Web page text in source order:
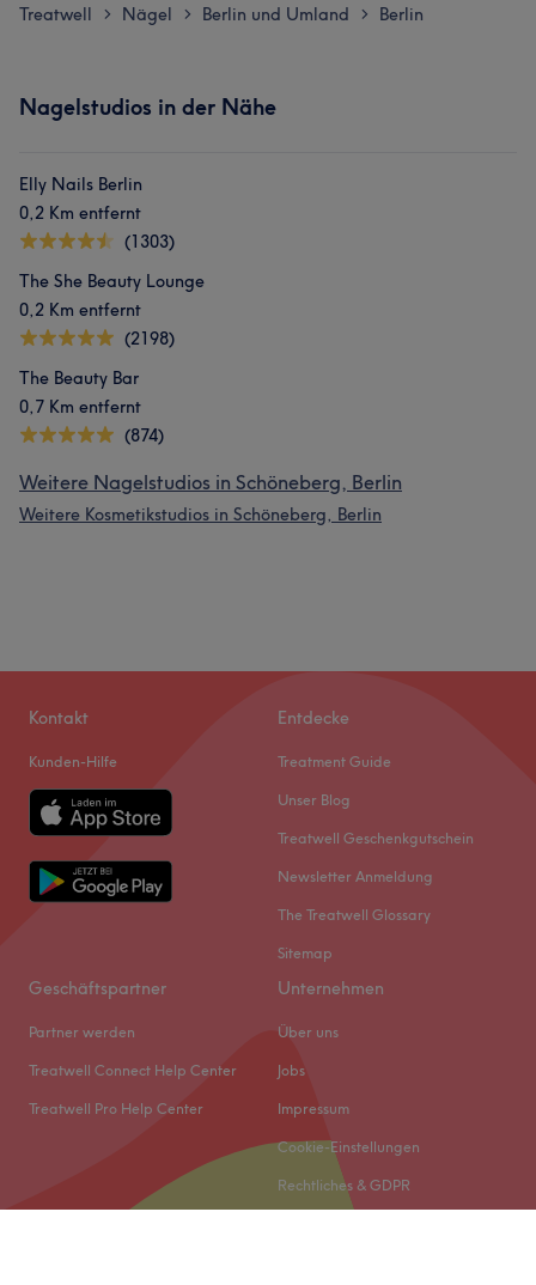
Treatwell > Nägel > Berlin und Umland > Berlin
Nagelstudios in der Nähe
Elly Nails Berlin
0,2 Km entfernt
(1303)
The She Beauty Lounge
0,2 Km entfernt
(2198)
The Beauty Bar
0,7 Km entfernt
(874)
Weitere Nagelstudios in Schöneberg, Berlin
Weitere Kosmetikstudios in Schöneberg, Berlin
Kontakt
Kunden-Hilfe
Entdecke
Treatment Guide
Unser Blog
Treatwell Geschenkgutschein
Newsletter Anmeldung
The Treatwell Glossary
Sitemap
Geschäftspartner
Partner werden
Treatwell Connect Help Center
Treatwell Pro Help Center
Unternehmen
Über uns
Jobs
Impressum
Cookie-Einstellungen
Rechtliches & GDPR